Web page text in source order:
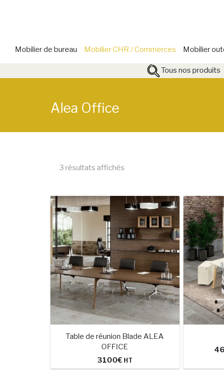
Mobilier de bureau Mobilier CHR / Commerces Mobilier
Tous nos produits
Alea Office
3 résultats affichés
Table de réunion Blade ALEA
OFFICE
3100€ HT